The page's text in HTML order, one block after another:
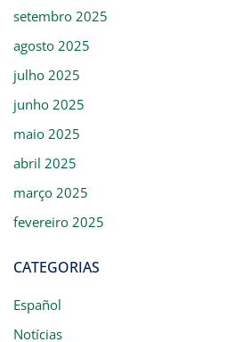
setembro 2025
agosto 2025
julho 2025
junho 2025
maio 2025
abril 2025
março 2025
fevereiro 2025
CATEGORIAS
Español
Notícias